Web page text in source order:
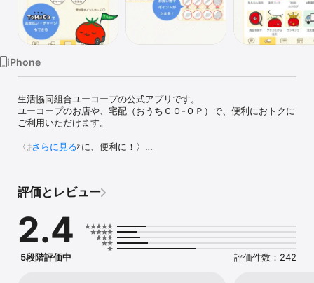
iPhone
生活協同組合ユーコープの公式アプリです。
ユーコープのお店や、宅配（おうちＣＯ-ＯＰ）で、便利におトクに
ご利用いただけます。
〈お店でおトクに、便利に！〉
●スマホひとつでお買い物
設置のチャージ機で入金し、レジでのお支払いに使うことができま
す。（チャージ機のないお店はレジでチャージができます）
●アプリ限定クーポン
お店で使えるアプリ限定のクーポンが届きます。
●アプリ限定スタンプラリー
さらに見る
評価とレビュー
2.4
5段階評価中 評価件数：242